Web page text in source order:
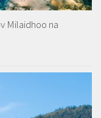
Milaidhoo na